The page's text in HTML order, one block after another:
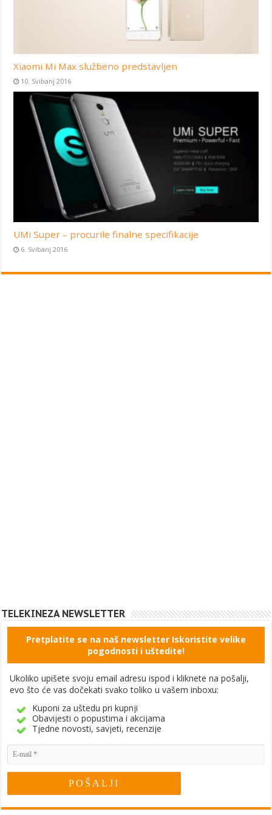
Xiaomi Mi Max službeno predstavljen
10. Svibanj 2016
UMi Super – procurile finalne specifikacije
6. Svibanj 2016
TELEKINEZA NEWSLETTER
Pretplatite se na naš newsletter Iskoristite velike
pogodnosti i uštedite!
Ukoliko upišete svoju email adresu ispod i kliknete na pošalji,
evo što će vas dočekati svako toliko u vašem inboxu:
Kuponi za uštedu pri kupnji
Obavijesti o popustima i akcijama
Tjedne novosti, savjeti, recenzije